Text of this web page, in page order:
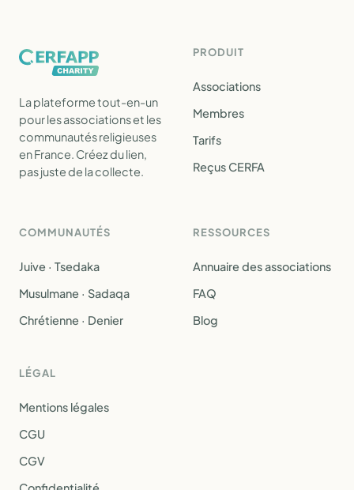
La plateforme tout-en-un
pour les associations et les
communautés religieuses
en France. Créez du lien,
pas juste de la collecte.
PRODUIT
Associations
Membres
Tarifs
Reçus CERFA
COMMUNAUTÉS
Juive · Tsedaka
Musulmane · Sadaqa
Chrétienne · Denier
RESSOURCES
Annuaire des associations
FAQ
Blog
LÉGAL
Mentions légales
CGU
CGV